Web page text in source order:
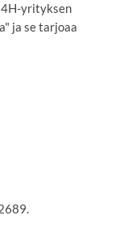
yrityksen
ja se tarjoaa